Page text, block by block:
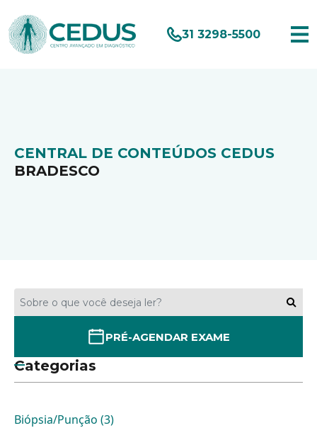
31 3298-5500
CENTRAL DE CONTEÚDOS CEDUS
BRADESCO
PRÉ-AGENDAR EXAME
Categorias
Biópsia/Punção (3)